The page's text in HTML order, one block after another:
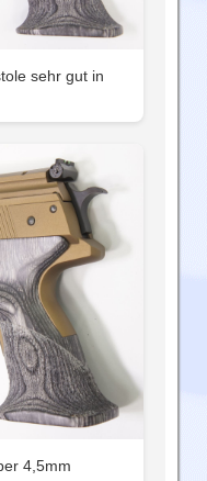
sehr gut in
4,5mm